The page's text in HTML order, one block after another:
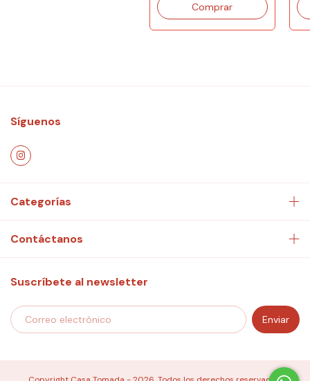
Síguenos
Categorías
Contáctanos
Suscríbete al newsletter